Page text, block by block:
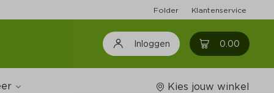
Folder Klantenservice
Inloggen 0.00 0
Kies jouw winkel